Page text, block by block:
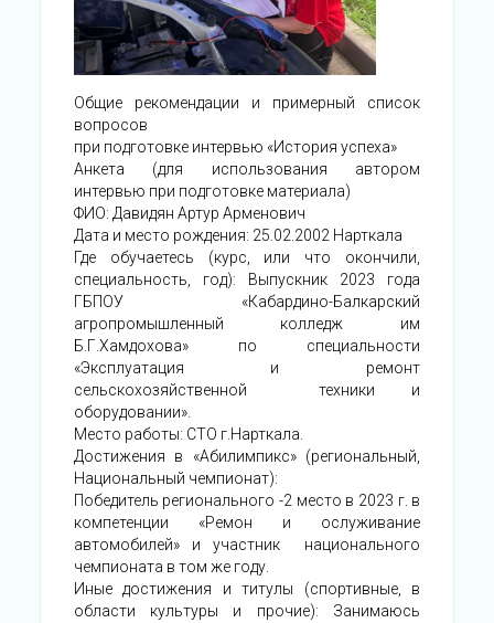
Общие рекомендации и примерный список
вопросов
при подготовке интервью «История успеха»
Анкета (для использования автором
интервью при подготовке материала)
ФИО: Давидян Артур Арменович
Дата и место рождения: 25.02.2002 Нарткала
Где обучаетесь (курс, или что окончили,
специальность, год): Выпускник 2023 года
ГБПОУ «Кабардино-Балкарский
агропромышленный колледж им
Б.Г.Хамдохова» по специальности
«Эксплуатация и ремонт
сельскохозяйственной техники и
оборудовании».
Место работы: СТО г.Нарткала.
Достижения в «Абилимпикс» (региональный,
Национальный чемпионат):
Победитель регионального -2 место в 2023 г. в
компетенции «Ремон и ослуживание
автомобилей» и участник национального
чемпионата в том же году.
Иные достижения и титулы (спортивные, в
области культуры и прочие): Занимаюсь